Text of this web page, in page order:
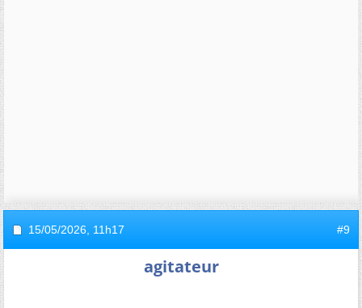
15/05/2026, 11h17 #9
agitateur